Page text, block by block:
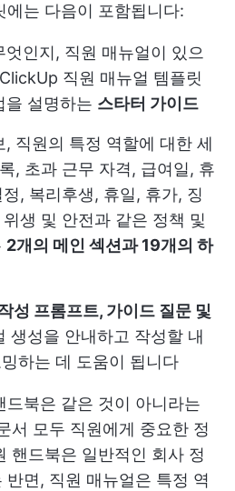
에는 다음이 포함됩니다:
인지, 직원 매뉴얼이 있으
직원 매뉴얼 템플릿
을 설명하는 스타터 가이드
, 직원의 특정 역할에 대한 세
, 초과 근무 자격, 급여일, 휴
, 복리후생, 휴일, 휴가, 징
생 및 안전과 같은 정책 및
2개의 메인 섹션과 19개의 하
성 프롬프트, 가이드 질문 및
생성을 안내하고 작성할 내
하는 데 도움이 됩니다
드북은 같은 것이 아니라는
서 모두 직원에게 중요한 정
핸드북은 일반적인 회사 정
반면, 직원 매뉴얼은 특정 역